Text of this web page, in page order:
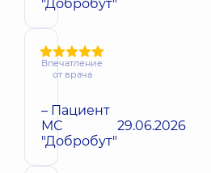
"Добробут"
Впечатление
от врача
– Пациент
МС
"Добробут"
29.06.2026